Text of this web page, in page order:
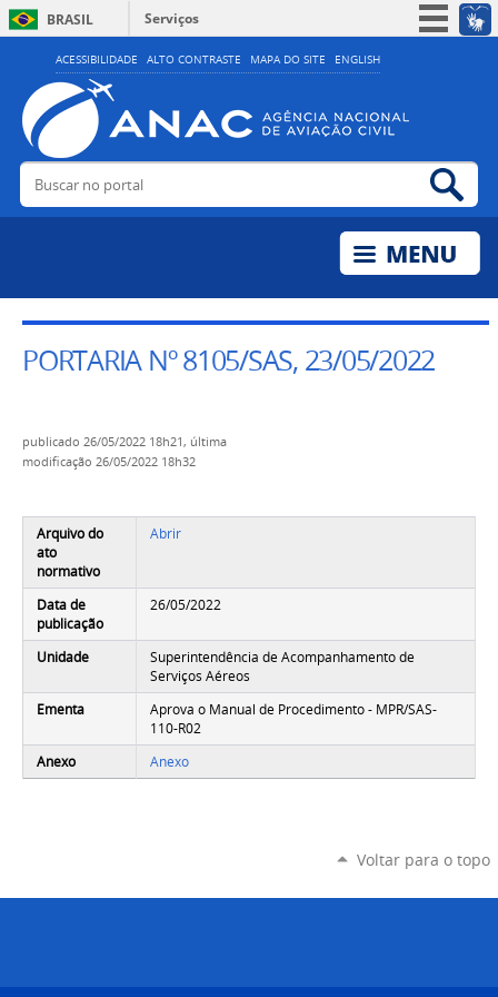
ACESSIBILIDADE ALTO CONTRASTE MAPA DO SITE ENGLISH
BRASIL
Serviços
Simplifique!
Acesso à informação
Legislação
Buscar no portal
PORTARIA Nº 8105/SAS, 23/05/2022
publicado 26/05/2022 18h21, última
modificação 26/05/2022 18h32
Arquivo do
ato
normativo
Abrir
Data de
publicação
26/05/2022
Unidade
Superintendência de Acompanhamento de
Serviços Aéreos
Ementa
Aprova o Manual de Procedimento - MPR/SAS-
110-R02
Anexo
Anexo
Voltar para o topo